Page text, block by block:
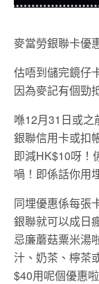
麥當勞銀聯卡優
估唔到儲完鏡仔
因為麥記有個勁
喺12月31日或
銀聯信用卡或扣
即減HK$10呀！
喎！即係話你用
同埋優惠係每張
銀聯就可以成日
忌廉蘑菇粟米湯
汁、奶茶、檸茶
$40用呢個優惠